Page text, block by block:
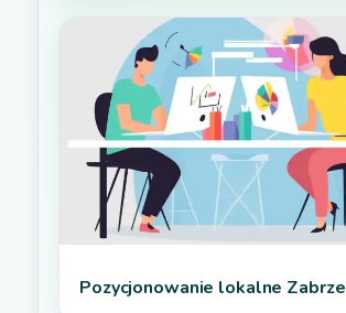
Pozycjonowanie lokalne Zabrze